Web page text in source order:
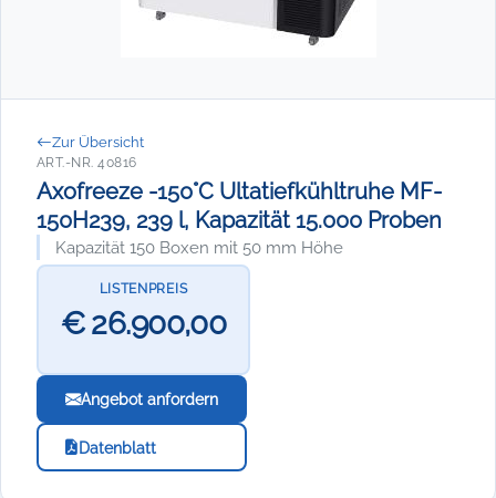
Zur Übersicht
ART.-NR. 40816
Axofreeze -150°C Ultatiefkühltruhe MF-
150H239, 239 l, Kapazität 15.000 Proben
Kapazität 150 Boxen mit 50 mm Höhe
LISTENPREIS
€ 26.900,00
Angebot anfordern
Datenblatt